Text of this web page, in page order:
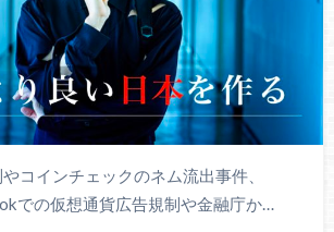
コインチェックのネム流出事件、
での仮想通貨広告規制や金融庁か…